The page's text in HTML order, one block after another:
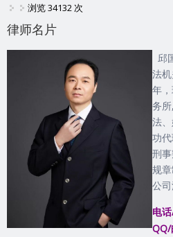
浏览 34132 次
律师名片
邱
法
年
务
法
功
刑
规
公司
电
QQ/